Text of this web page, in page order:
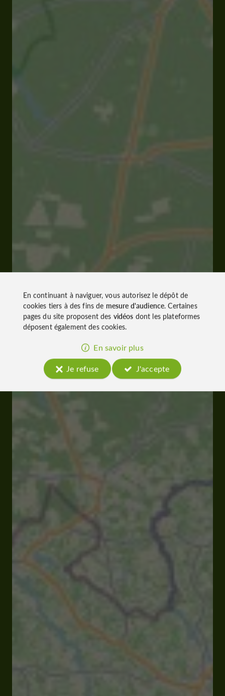
En continuant à naviguer, vous autorisez le dépôt de
cookies tiers à des fins de mesure d'audience. Certaines
pages du site proposent des vidéos dont les plateformes
déposent également des cookies.
En savoir plus
Je refuse
J'accepte